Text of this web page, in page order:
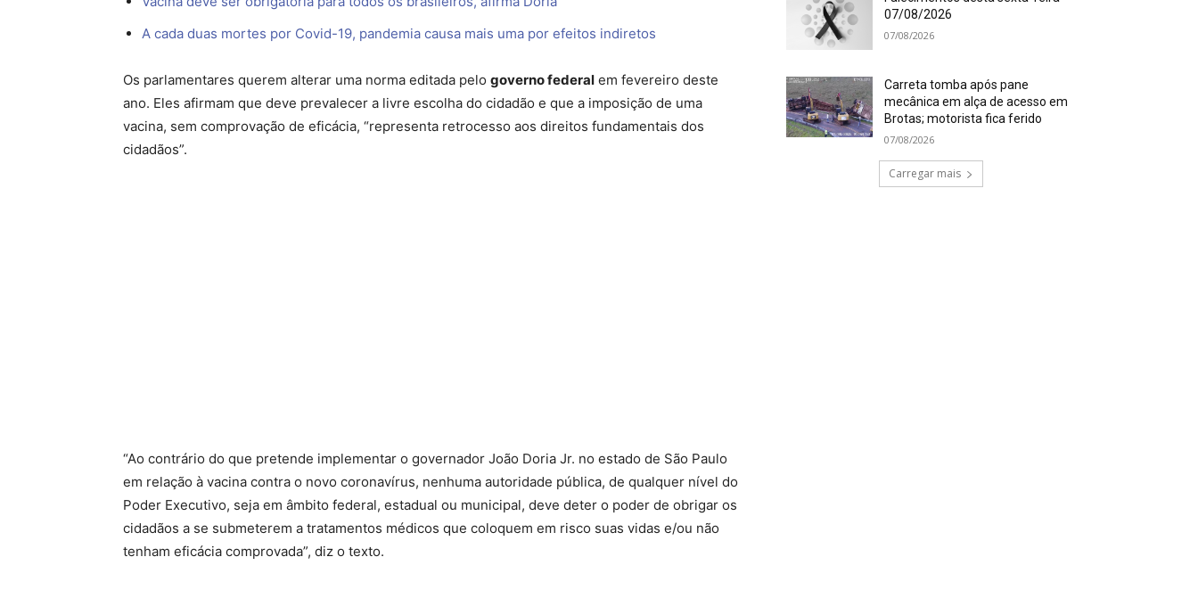
A cada duas mortes por Covid-19, pandemia causa mais uma por efeitos indiretos
Os parlamentares querem alterar uma norma editada pelo governo federal em fevereiro deste
ano. Eles afirmam que deve prevalecer a livre escolha do cidadão e que a imposição de uma
vacina, sem comprovação de eficácia, “representa retrocesso aos direitos fundamentais dos
cidadãos”.
“Ao contrário do que pretende implementar o governador João Doria Jr. no estado de São Paulo
em relação à vacina contra o novo coronavírus, nenhuma autoridade pública, de qualquer nível do
Poder Executivo, seja em âmbito federal, estadual ou municipal, deve deter o poder de obrigar os
cidadãos a se submeterem a tratamentos médicos que coloquem em risco suas vidas e/ou não
tenham eficácia comprovada”, diz o texto.
07/08/2026
07/08/2026
Carreta tomba após pane
mecânica em alça de acesso em
Brotas; motorista fica ferido
07/08/2026
Carregar mais